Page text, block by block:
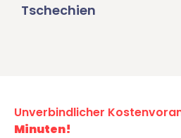
Tschechien
Unverbindlicher
Minuten!